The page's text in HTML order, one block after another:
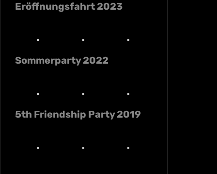
Eröffnungsfahrt 2023
Sommerparty 2022
5th Friendship Party 2019